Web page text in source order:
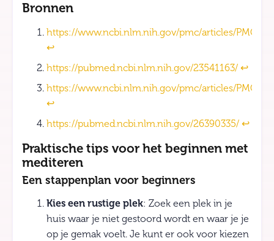
Bronnen
https://www.ncbi.nlm.nih.gov/pmc/articles/
↩
https://pubmed.ncbi.nlm.nih.gov/23541163/ ↩
https://www.ncbi.nlm.nih.gov/pmc/articles/
↩
https://pubmed.ncbi.nlm.nih.gov/26390335/ ↩
Praktische tips voor het beginnen met
mediteren
Een stappenplan voor beginners
Kies een rustige plek: Zoek een plek in je
huis waar je niet gestoord wordt en waar je je
op je gemak voelt. Je kunt er ook voor kiezen